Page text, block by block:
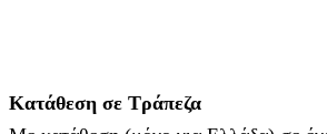
Κατάθεση σε Τράπεζα